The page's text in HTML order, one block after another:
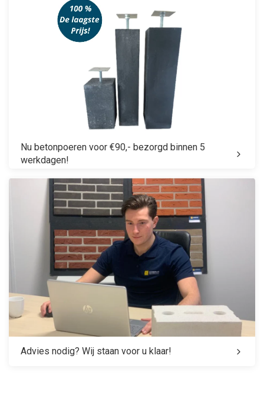
Nu betonpoeren voor €90,- bezorgd binnen 5
werkdagen!
Advies nodig? Wij staan voor u klaar!